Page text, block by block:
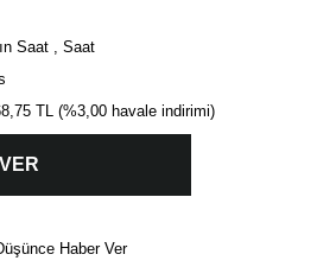
Saat , Saat
TL (%3,00 havale indirimi)
Haber Ver